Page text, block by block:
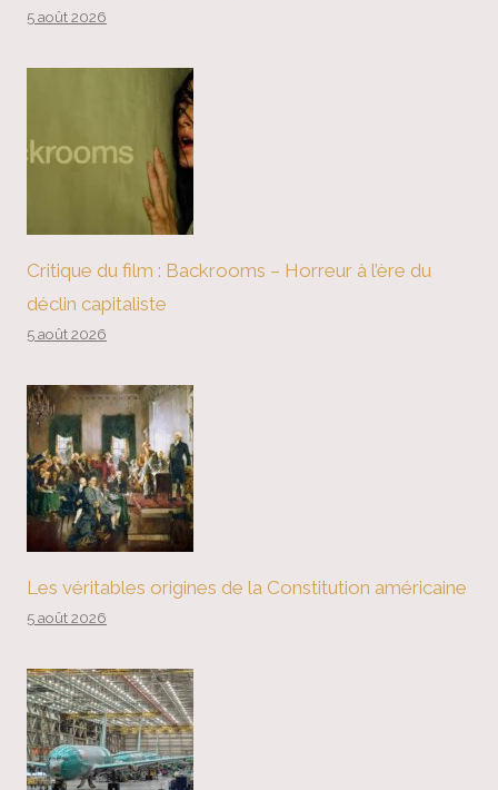
5 août 2026
Critique du film : Backrooms – Horreur à l’ère du
déclin capitaliste
5 août 2026
Les véritables origines de la Constitution américaine
5 août 2026